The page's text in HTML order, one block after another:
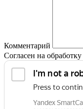
Комментарий
Согласен на обработку